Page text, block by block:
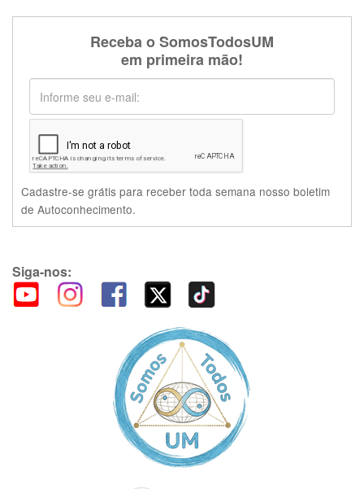
Receba o SomosTodosUM
em primeira mão!
Cadastre-se grátis para receber toda semana nosso boletim
de Autoconhecimento.
Siga-nos: